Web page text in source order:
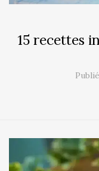
15 recettes